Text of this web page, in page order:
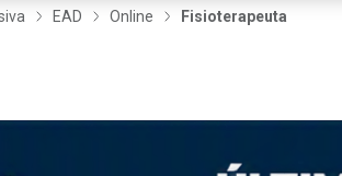
EAD Online Fisioterapeuta